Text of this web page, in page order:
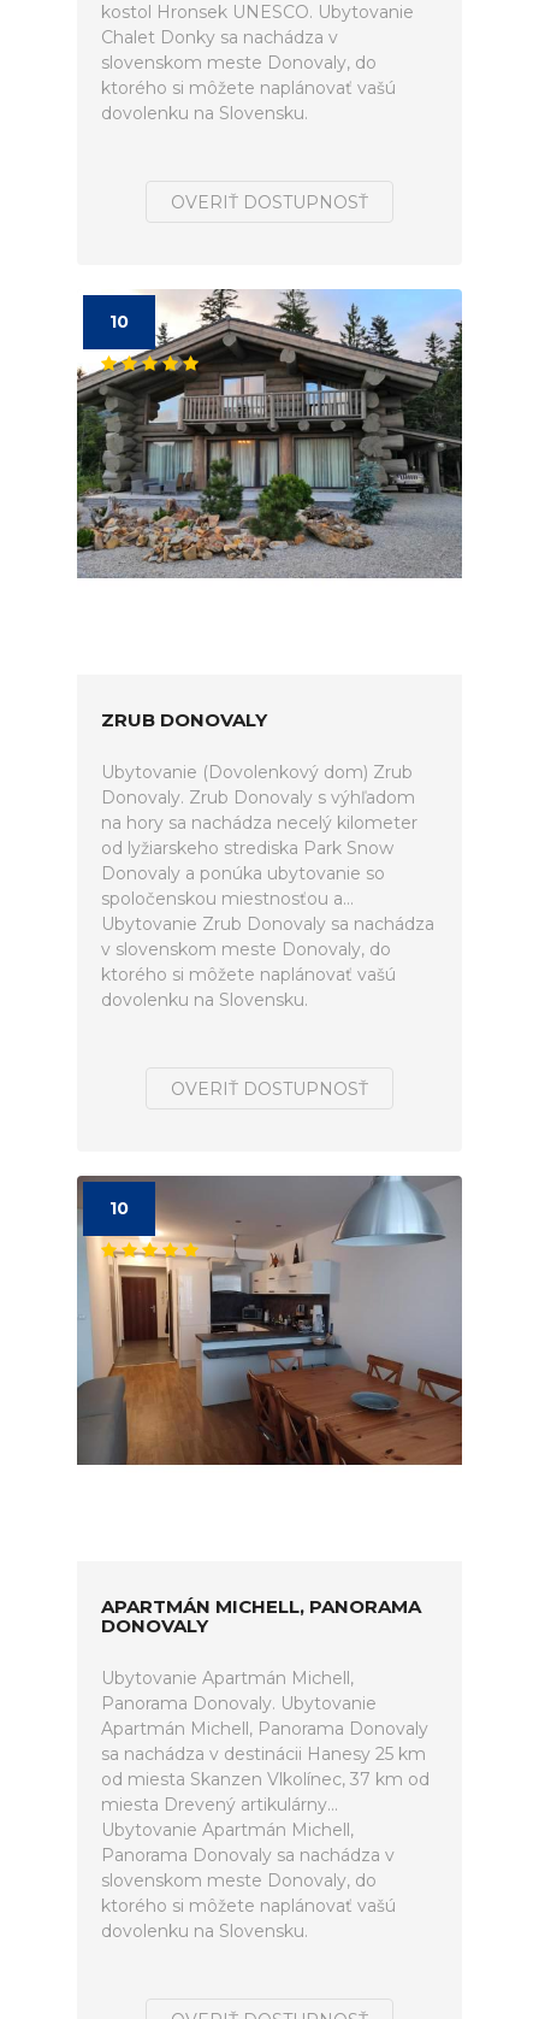
kostol Hronsek UNESCO. Ubytovanie
Chalet Donky sa nachádza v
slovenskom meste Donovaly, do
ktorého si môžete naplánovať vašú
dovolenku na Slovensku.
OVERIŤ DOSTUPNOSŤ
10
ZRUB DONOVALY
Ubytovanie (Dovolenkový dom) Zrub
Donovaly. Zrub Donovaly s výhľadom
na hory sa nachádza necelý kilometer
od lyžiarskeho strediska Park Snow
Donovaly a ponúka ubytovanie so
spoločenskou miestnosťou a...
Ubytovanie Zrub Donovaly sa nachádza
v slovenskom meste Donovaly, do
ktorého si môžete naplánovať vašú
dovolenku na Slovensku.
OVERIŤ DOSTUPNOSŤ
10
APARTMÁN MICHELL, PANORAMA
DONOVALY
Ubytovanie Apartmán Michell,
Panorama Donovaly. Ubytovanie
Apartmán Michell, Panorama Donovaly
sa nachádza v destinácii Hanesy 25 km
od miesta Skanzen Vlkolínec, 37 km od
miesta Drevený artikulárny...
Ubytovanie Apartmán Michell,
Panorama Donovaly sa nachádza v
slovenskom meste Donovaly, do
ktorého si môžete naplánovať vašú
dovolenku na Slovensku.